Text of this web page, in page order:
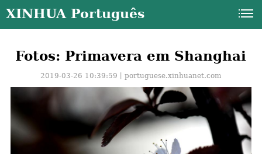
XINHUA Português
Fotos: Primavera em Shanghai
2019-03-26 10:39:59丨portuguese.xinhuanet.com